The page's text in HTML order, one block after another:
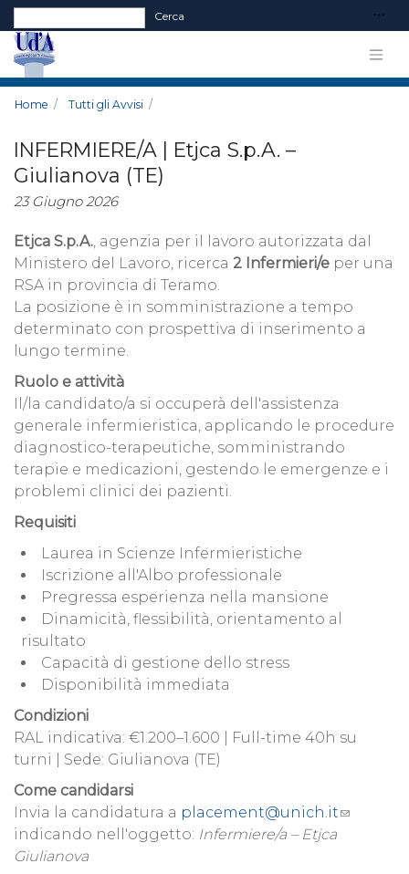
Form di ricerca
Cerca
Home Tutti gli Avvisi
INFERMIERE/A | Etjca S.p.A. –
Giulianova (TE)
23 Giugno 2026
Etjca S.p.A., agenzia per il lavoro autorizzata dal
Ministero del Lavoro, ricerca 2 Infermieri/e per una
RSA in provincia di Teramo.
La posizione è in somministrazione a tempo
determinato con prospettiva di inserimento a
lungo termine.
Ruolo e attività
Il/la candidato/a si occuperà dell'assistenza
generale infermieristica, applicando le procedure
diagnostico-terapeutiche, somministrando
terapie e medicazioni, gestendo le emergenze e i
problemi clinici dei pazienti.
Requisiti
Laurea in Scienze Infermieristiche
Iscrizione all'Albo professionale
Pregressa esperienza nella mansione
Dinamicità, flessibilità, orientamento al
risultato
Capacità di gestione dello stress
Disponibilità immediata
Condizioni
RAL indicativa: €1.200–1.600 | Full-time 40h su
turni | Sede: Giulianova (TE)
Come candidarsi
Invia la candidatura a placement@unich.it
indicando nell'oggetto: Infermiere/a – Etjca
Giulianova